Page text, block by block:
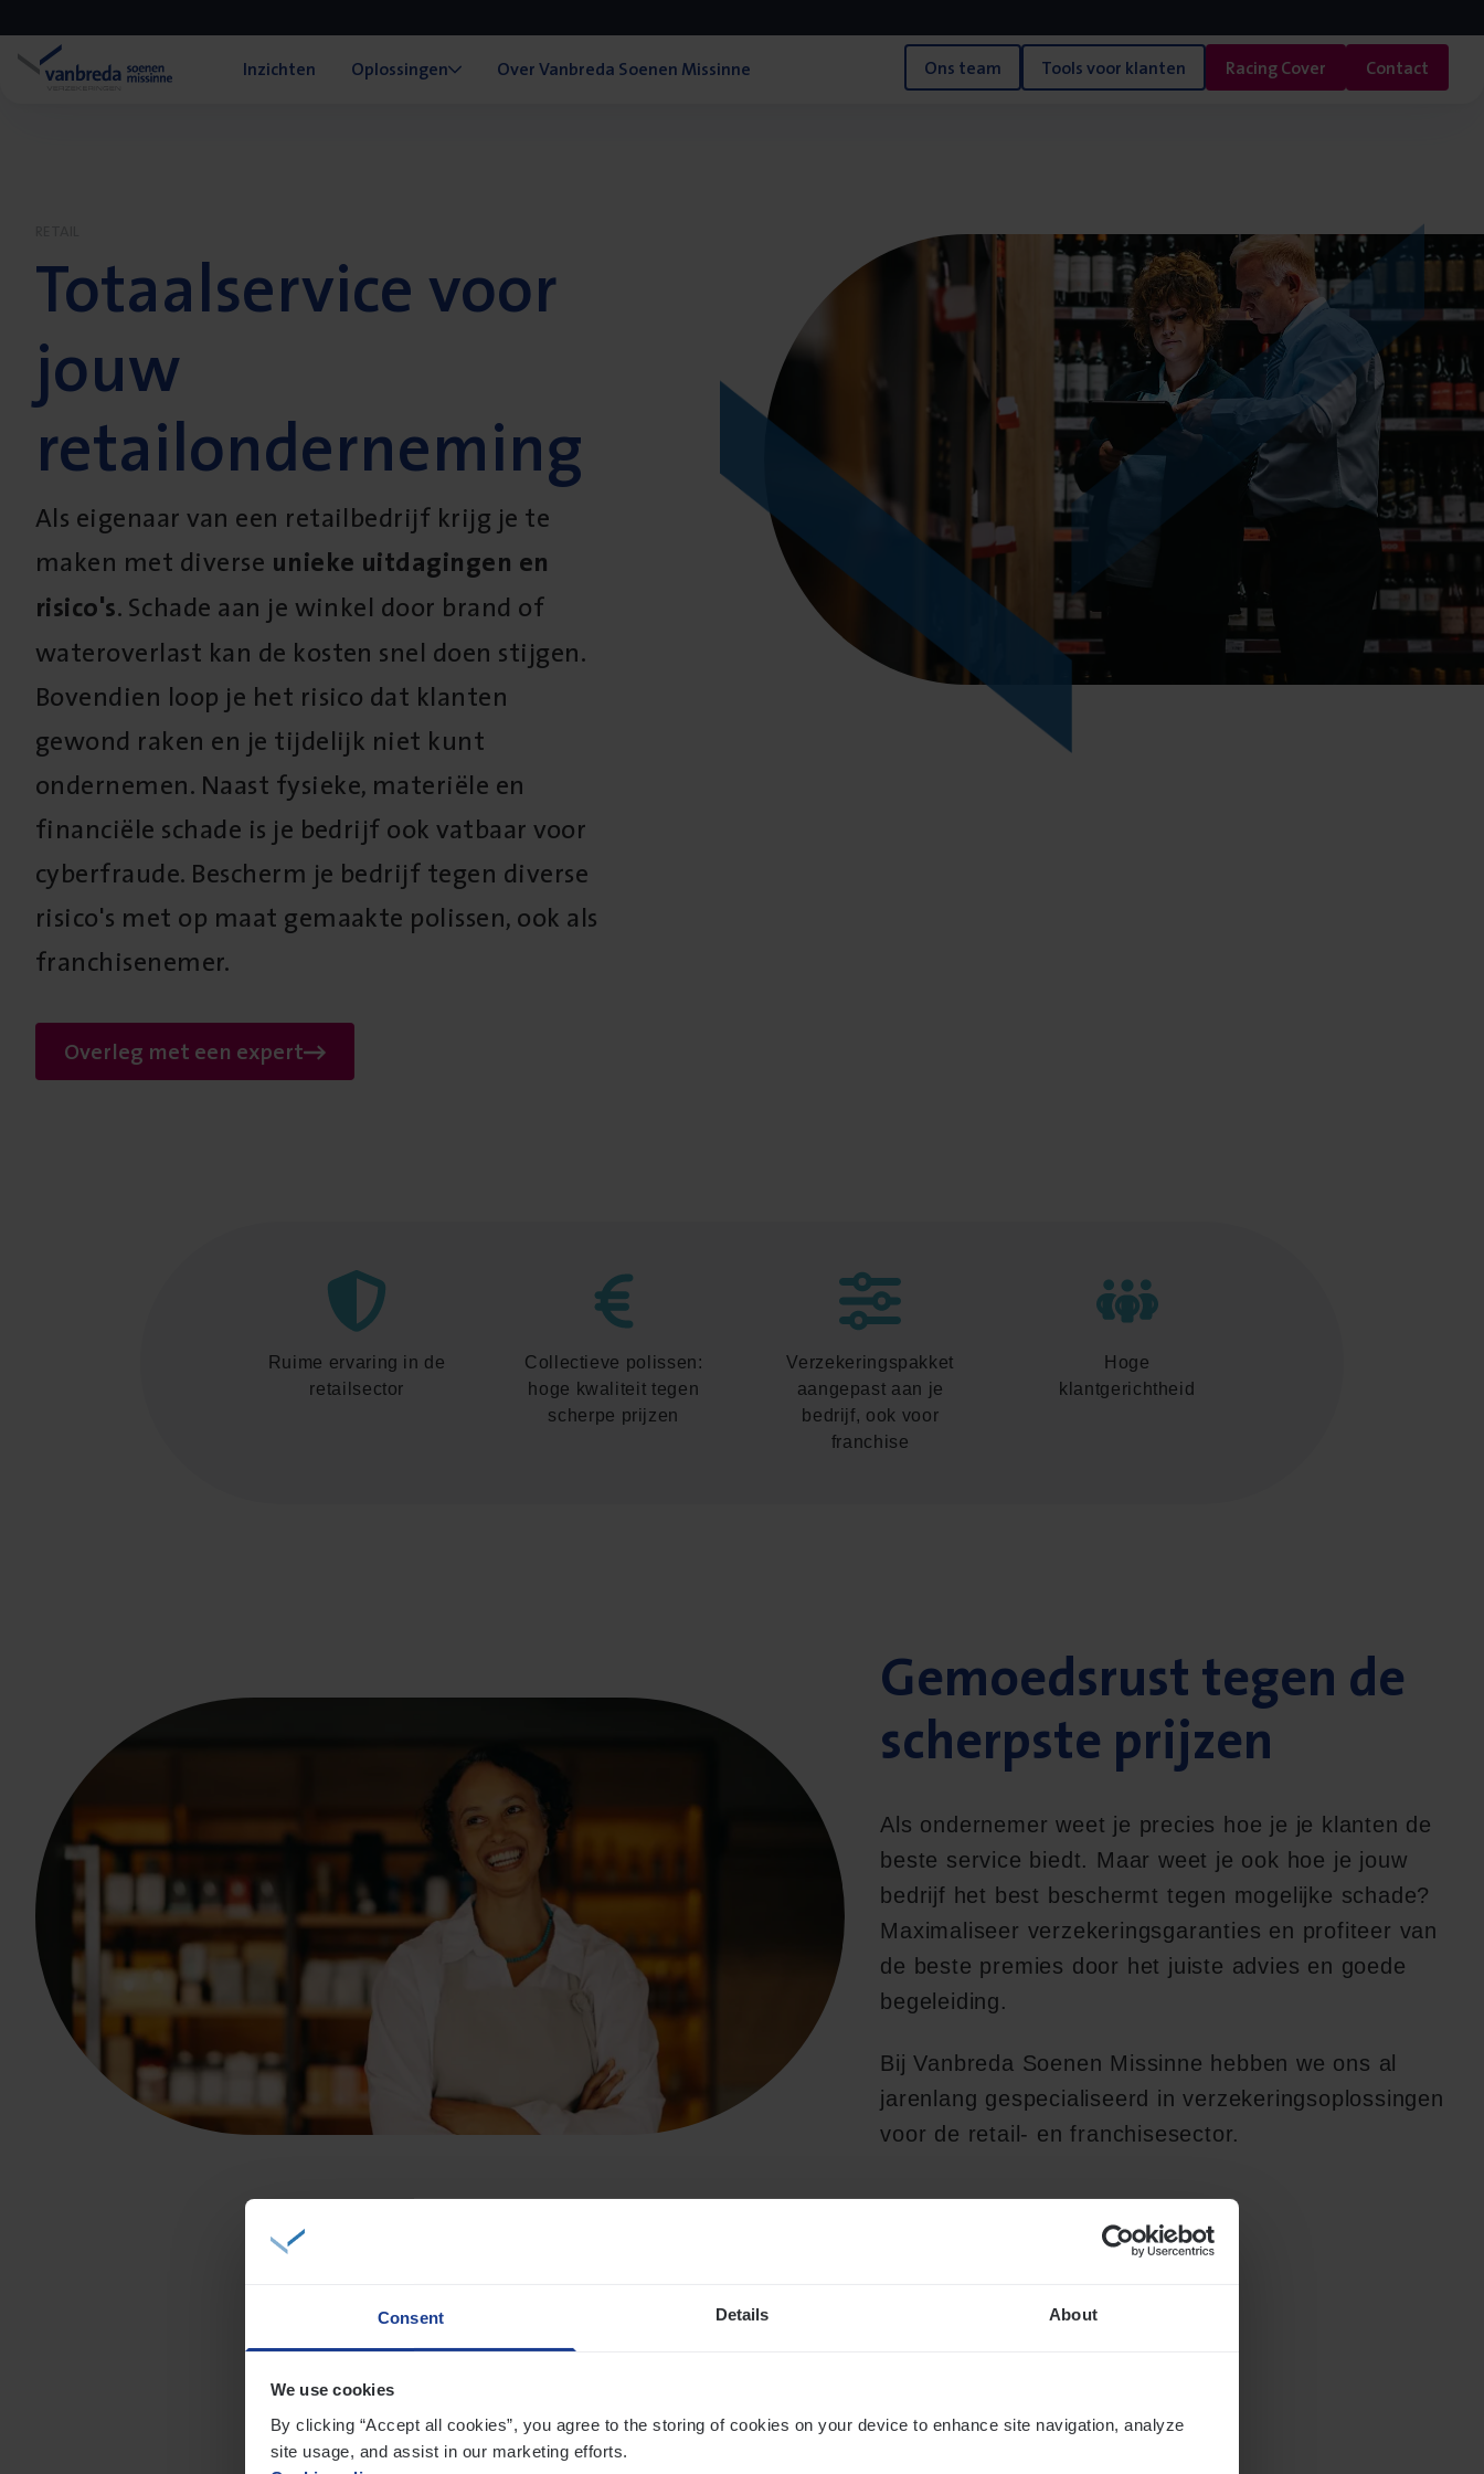
Consent Details About
We use cookies
By clicking “Accept all cookies”, you agree to the storing of cookies on your device to enhance site navigation, analyze
site usage, and assist in our marketing efforts.
Inzichten Oplossingen Over Vanbreda Soenen Missinne Ons team Tools voor klanten Racing Cover Contact
Totaalservice voor
jouw
retailonderneming
Als eigenaar van een retailbedrijf krijg je te
maken met diverse unieke uitdagingen en
risico's. Schade aan je winkel door brand of
wateroverlast kan de kosten snel doen stijgen.
Bovendien loop je het risico dat klanten
gewond raken en je tijdelijk niet kunt
ondernemen. Naast fysieke, materiële en
financiële schade is je bedrijf ook vatbaar voor
cyberfraude. Bescherm je bedrijf tegen diverse
risico's met op maat gemaakte polissen, ook als
franchisenemer.
Overleg met een expert
Ruime ervaring in de
retailsector
Collectieve polissen:
hoge kwaliteit tegen
scherpe prijzen
Verzekeringspakket
aangepast aan je
bedrijf, ook voor
franchise
Hoge
klantgerichtheid
Gemoeds­rust tegen de
scherp­ste prijzen
Als ondernemer weet je precies hoe je je klanten de
beste service biedt. Maar weet je ook hoe je jouw
bedrijf het best beschermt tegen mogelijke schade?
Maximaliseer verzekeringsgaranties en profiteer van
de beste premies door het juiste advies en goede
begeleiding.
Bij Vanbreda Soenen Missinne hebben we ons al
jarenlang gespecialiseerd in verzekeringsoplossingen
voor de retail- en franchisesector.
Onze sterke punten